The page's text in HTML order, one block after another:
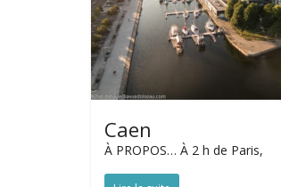
Caen
À PROPOS… À 2 h de Paris,